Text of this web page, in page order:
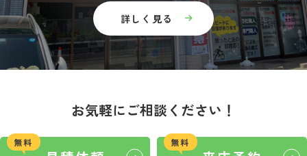
詳しく見る
お気軽にご相談ください ！
無料 無料